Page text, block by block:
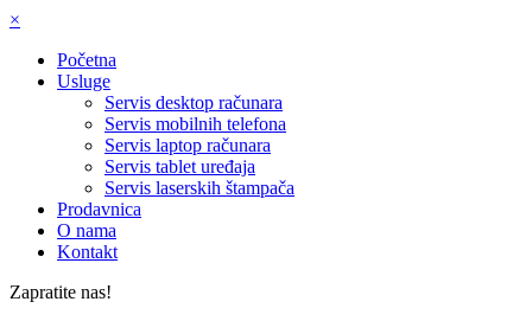
×
Početna
Usluge
Servis desktop računara
Servis mobilnih telefona
Servis laptop računara
Servis tablet uređaja
Servis laserskih štampača
Prodavnica
O nama
Kontakt
Zapratite nas!